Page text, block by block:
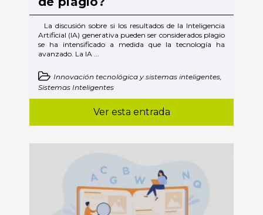
La discusión sobre si los resultados de la Inteligencia
Artificial (IA) generativa pueden ser considerados plagio
se ha intensificado a medida que la tecnología ha
avanzado. La IA ...
Innovación tecnológica y sistemas inteligentes,
Sistemas Inteligentes
Ver esta entrada